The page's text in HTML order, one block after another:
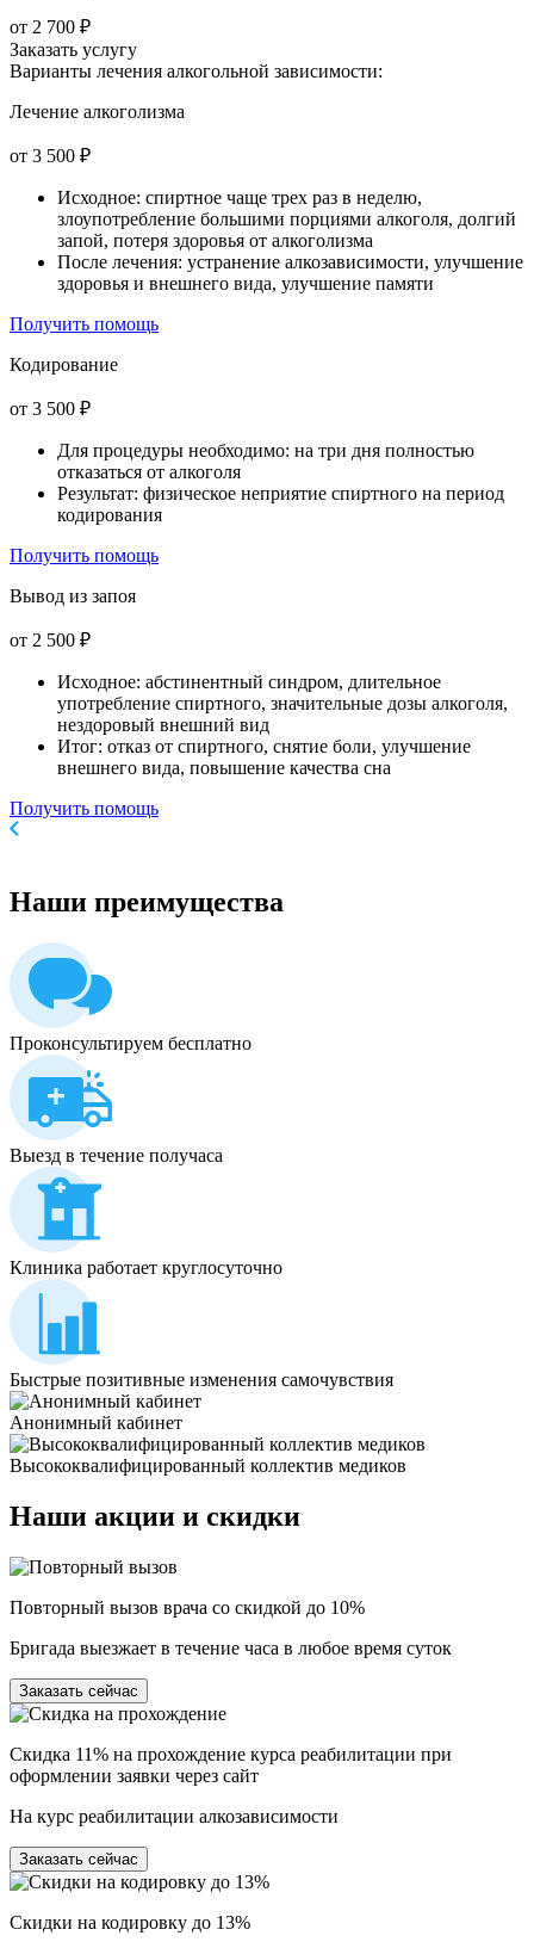
от 2 700 ₽
Заказать услугу
Варианты лечения алкогольной зависимости:
Лечение алкоголизма
от 3 500 ₽
Исходное: спиртное чаще трех раз в неделю,
злоупотребление большими порциями алкоголя, долгий
запой, потеря здоровья от алкоголизма
После лечения: устранение алкозависимости, улучшение
здоровья и внешнего вида, улучшение памяти
Получить помощь
Кодирование
от 3 500 ₽
Для процедуры необходимо: на три дня полностью
отказаться от алкоголя
Результат: физическое неприятие спиртного на период
кодирования
Получить помощь
Вывод из запоя
от 2 500 ₽
Исходное: абстинентный синдром, длительное
употребление спиртного, значительные дозы алкоголя,
нездоровый внешний вид
Итог: отказ от спиртного, снятие боли, улучшение
внешнего вида, повышение качества сна
Получить помощь
Наши преимущества
Проконсультируем бесплатно
Выезд в течение получаса
Клиника работает круглосуточно
Быстрые позитивные изменения самочувствия
Анонимный кабинет
Высококвалифицированный коллектив медиков
Наши акции и скидки
Повторный вызов врача со скидкой до 10%
Бригада выезжает в течение часа в любое время суток
Заказать сейчас
Скидка 11% на прохождение курса реабилитации при
оформлении заявки через сайт
На курс реабилитации алкозависимости
Заказать сейчас
Скидки на кодировку до 13%